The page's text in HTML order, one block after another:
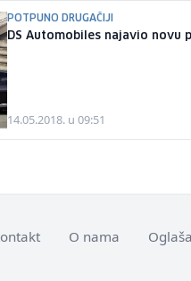
POTPUNO DRUGAČIJI
DS Automobiles najavio novu
14.05.2018. u 09:51
O nama